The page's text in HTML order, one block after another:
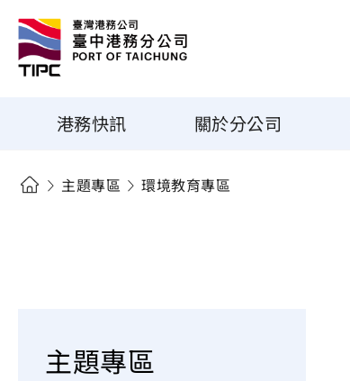
港務快訊 關於分公司
主題專區 環境教育專區
主題專區